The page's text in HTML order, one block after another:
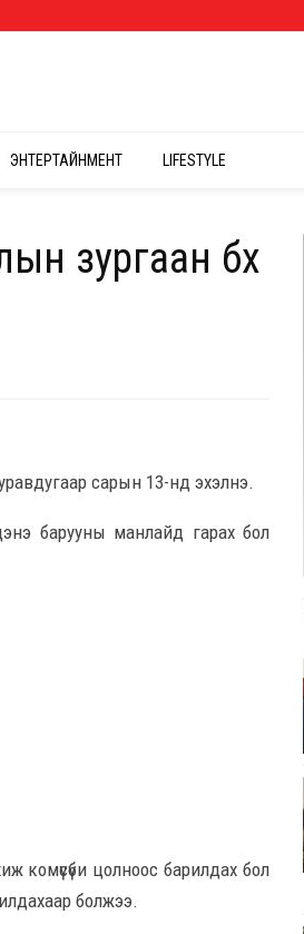
ЭНТЕРТАЙНМЕНТ LIFESTYLE
зургаан бөх
сарын 13-нд эхэлнэ.
барууны манлайд гарах бол
комүсүби цолноос барилдах бол
болжээ.